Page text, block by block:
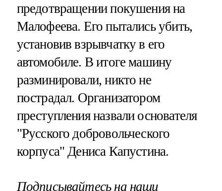
предотвращении покушения на
Малофеева. Его пытались убить,
установив взрывчатку в его
автомобиле. В итоге машину
разминировали, никто не
пострадал. Организатором
преступления назвали основателя
"Русского добровольческого
корпуса" Дениса Капустина.
Подписывайтесь на наши